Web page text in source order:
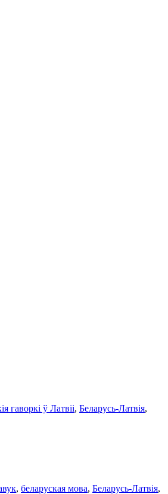
гаворкі ў Латвіі, Беларусь-Латвія,
, беларуская мова, Беларусь-Латвія,